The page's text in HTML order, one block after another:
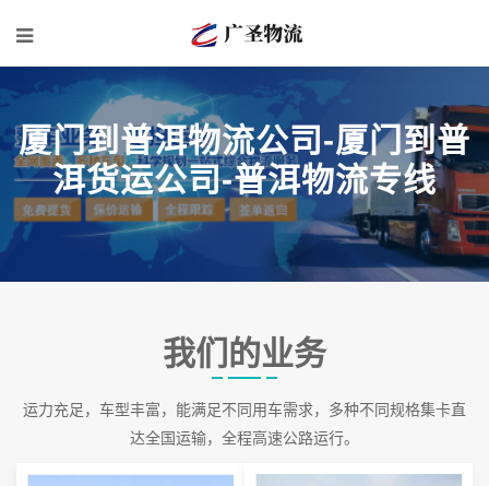
厦门到普洱物流公司-厦门到普
洱货运公司-普洱物流专线
我们的业务
运力充足，车型丰富，能满足不同用车需求，多种不同规格集卡直
达全国运输，全程高速公路运行。